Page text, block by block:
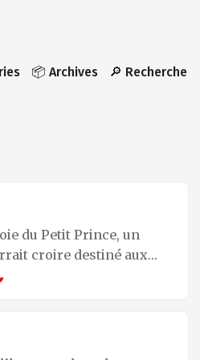
📦 Archives 🔎 Recherche
du Petit Prince, un
croire destiné aux
se révèle bien plus
quotidien, mais cela ne
poser de grandes